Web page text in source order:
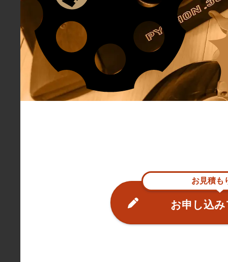
お見積も
お申し込